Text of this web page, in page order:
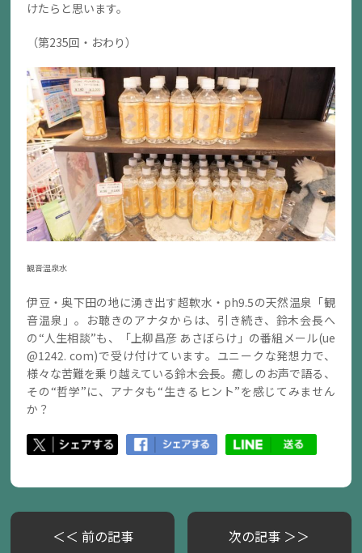
けたらと思います。
（第235回・おわり）
観音温泉水
伊豆・奥下田の地に湧き出す超軟水・ph9.5の天然温泉「観
音温泉」。お聴きのアナタからは、引き続き、鈴木会長へ
の“人生相談”も、「上柳昌彦 あさぼらけ」の番組メール(ue
@1242. com)で受け付けています。ユニークな発想力で、
様々な苦難を乗り越えている鈴木会長。癒しのお声で語る、
その“哲学”に、アナタも“生きるヒント”を感じてみません
か？
＜＜ 前の記事 次の記事 ＞＞